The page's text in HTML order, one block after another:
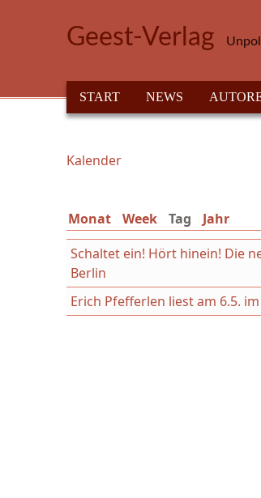
Geest-Verlag
HAUPTMENÜ
START NEWS
Sie sind hier
Kalender
Monat Week Tag (aktiver
Jahr
Schaltet ein! Hört hinein! Die
Berlin
Erich Pfefferlen liest am 6.5.